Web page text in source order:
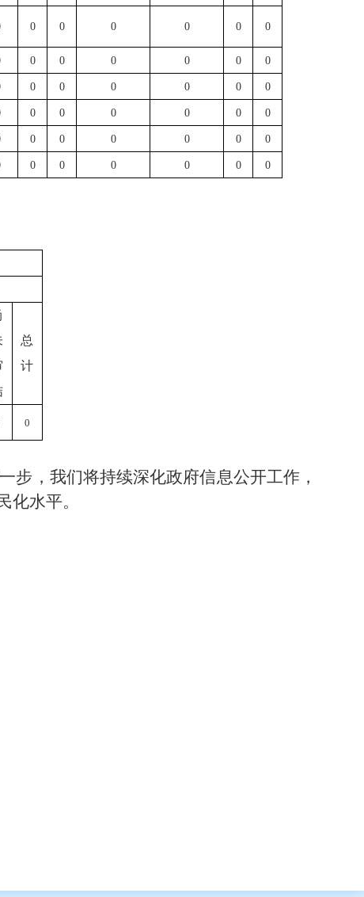
0 0 0 0 0 0
0 0 0 0 0 0
0 0 0 0 0 0
0 0 0 0 0 0
0 0 0 0 0 0
0 0 0 0 0 0
总
计
0
步，我们将持续深化政府信息公开工作，
水平。